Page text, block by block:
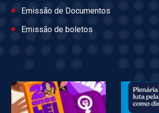
Emissão de Documentos
Emissão de boletos